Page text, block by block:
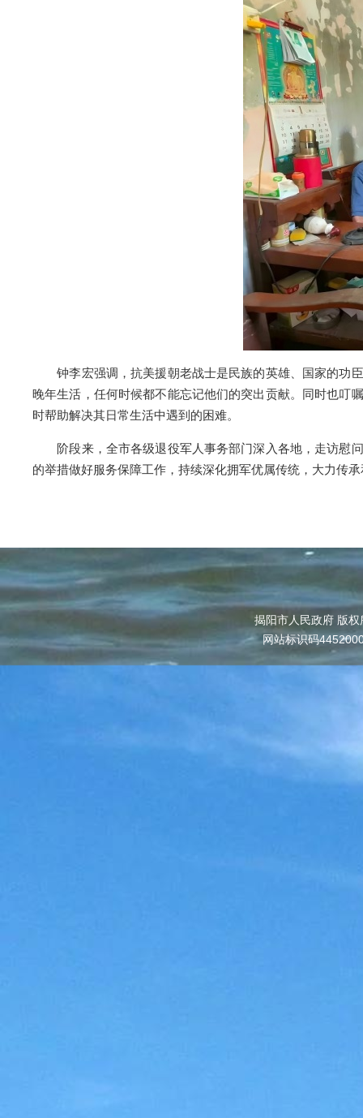
钟李宏强调，抗美援朝老战士是民族的英雄、国家的功臣
晚年生活，任何时候都不能忘记他们的突出贡献。同时也叮
时帮助解决其日常生活中遇到的困难。
阶段来，全市各级退役军人事务部门深入各地，走访慰问
的举措做好服务保障工作，持续深化拥军优属传统，大力传
揭阳市人民政府 版
网站标识码